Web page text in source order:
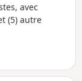
avec
(5) autre